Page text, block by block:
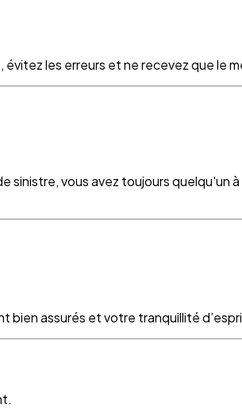
les erreurs et ne recevez que le
sinistre, vous avez toujours quelqu'un
bien assurés et votre tranquillité